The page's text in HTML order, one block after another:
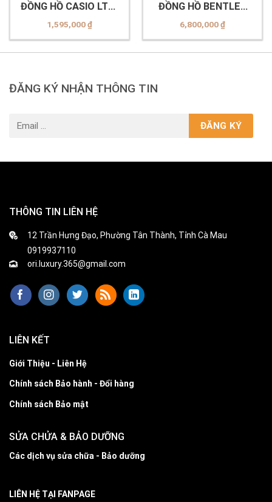
ĐỒNG HỒ CASIO LTP-
1302D-1A1VDF
1,595,000₫
ĐỒNG HỒ BENTLEY
BL2333 (-10MTDI-R
MSR Nâu)
6,800,000₫
ĐĂNG KÝ NHẬN THÔNG TIN
THÔNG TIN LIÊN HỆ
12 Trần Hưng Đạo, Phường Tân Thành, Tỉnh Cà Mau
0919937110
ori.luxury.365@gmail.com
LIÊN KẾT
Giới Thiệu - Liên Hệ
Chính sách Bảo hành - Đổi hàng
Chính sách Bảo mật
SỬA CHỬA & BẢO DƯỠNG
Các dịch vụ sửa chữa - Bảo dưỡng
LIÊN HỆ TẠI FANPAGE